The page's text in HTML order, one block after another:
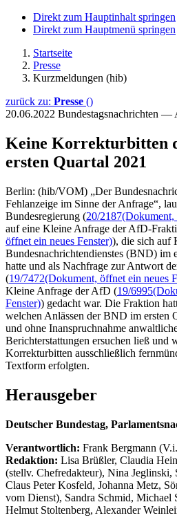
Direkt zum Hauptinhalt springen
Direkt zum Hauptmenü springen
Startseite
Presse
Kurzmeldungen (hib)
zurück zu: Presse ()
20.06.2022 Bundestagsnachrichten
Keine Korrekturbitten
ersten Quartal 2021
Berlin: (hib/VOM) „Der
Fehlanzeige im Sinne der Anfrage“,
Bundesregierung (20/2187(Dokument,
auf eine Kleine Anfrage der AfD-
öffnet ein neues Fenster)), die sich auf
Bundesnachrichtendienstes (BND) im
hatte und als Nachfrage zur Antwort
(19/7472(Dokument, öffnet ein neues
Kleine Anfrage der AfD (19/6995
Fenster)) gedacht war. Die Fraktion
welchen Anlässen der BND im ersten
und ohne Inanspruchnahme
Berichterstattungen ersuchen ließ und
Korrekturbitten ausschließlich
Textform erfolgten.
Herausgeber
Deutscher Bundestag,
Verantwortlich: Frank Bergmann
Redaktion: Lisa Brüßler, Claudia
(stellv. Chefredakteur), Nina Jeglinski,
Claus Peter Kosfeld, Johanna Metz,
vom Dienst), Sandra Schmid, Michael
Helmut Stoltenberg, Alexander